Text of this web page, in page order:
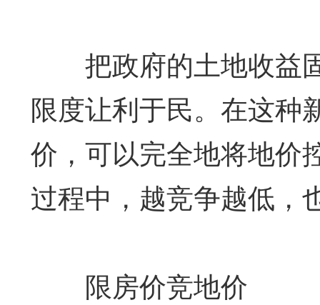
把政府的土地收益
限度让利于民。在这种
价，可以完全地将地价
过程中，越竞争越低，
限房价竞地价